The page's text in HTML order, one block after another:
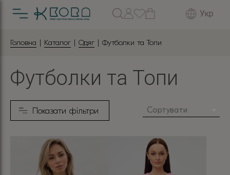
Укр
Головна | Каталог | Одяг | Футболки та Топи
Футболки та Топи
Показати фільтри Сортувати